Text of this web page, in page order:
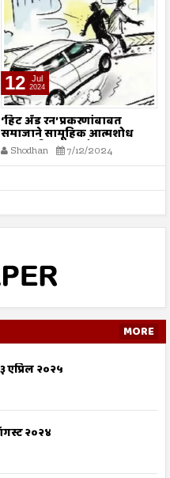
12 Jul
2024
‘हिट अँड रन’ प्रकरणांबाबत
समाजाने सामूहिक आत्मशोध
करण्याची गरज - मौलाना
इलियास खान फलाही
Shodhan 7/12/2024
MORE
एप्रिल २०२५
२०२४